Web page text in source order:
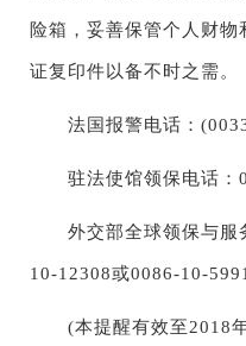
险箱，妥善保管个人财
证复印件以备不时之需。
法国报警电话：
驻法使馆领保电话：
外交部全球领保与服
10-12308或0086-10-
(本提醒有效至2018